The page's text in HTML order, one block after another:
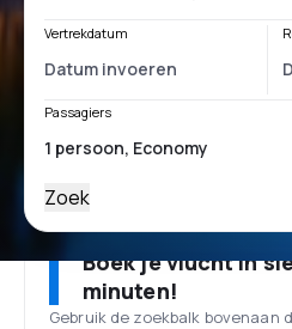
Vertrekdatum
Passagiers
Zoek
Boek je vlucht in
minuten!
Gebruik de zoekbalk bovenaan